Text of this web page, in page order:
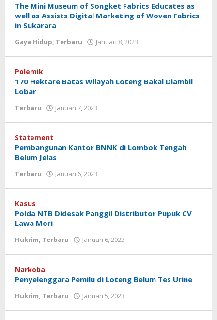
The Mini Museum of Songket Fabrics Educates as
well as Assists Digital Marketing of Woven Fabrics
in Sukarara
Gaya Hidup, Terbaru Januari 8, 2023
Polemik
170 Hektare Batas Wilayah Loteng Bakal Diambil
Lobar
Terbaru Januari 7, 2023
Statement
Pembangunan Kantor BNNK di Lombok Tengah
Belum Jelas
Terbaru Januari 6, 2023
Kasus
Polda NTB Didesak Panggil Distributor Pupuk CV
Lawa Mori
Hukrim, Terbaru Januari 6, 2023
Narkoba
Penyelenggara Pemilu di Loteng Belum Tes Urine
Hukrim, Terbaru Januari 5, 2023